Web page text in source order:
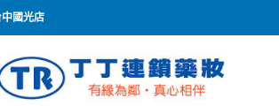
國光店